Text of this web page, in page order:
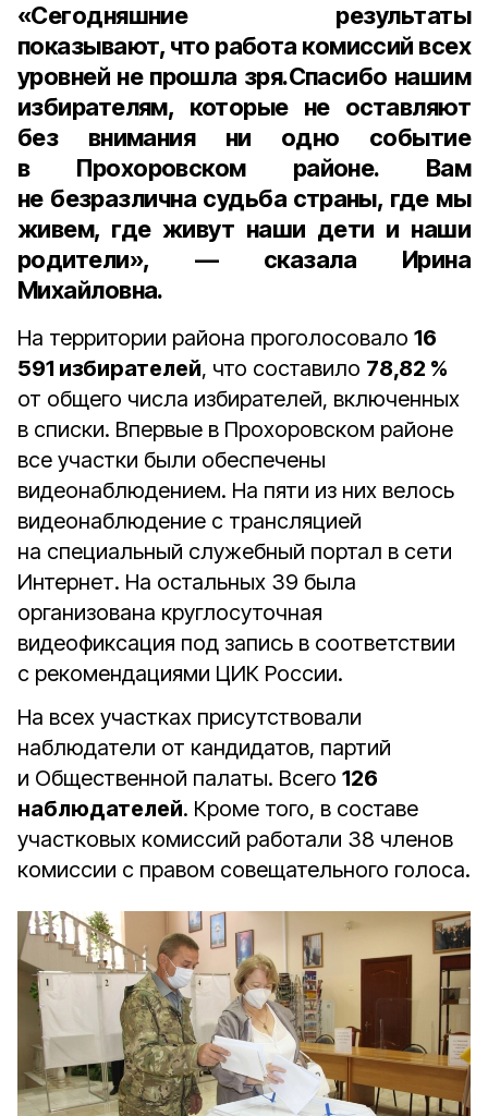
«Сегодняшние результаты
показывают, что работа комиссий всех
уровней не прошла зря.Спасибо нашим
избирателям, которые не оставляют
без внимания ни одно событие
в Прохоровском районе. Вам
не безразлична судьба страны, где мы
живем, где живут наши дети и наши
родители», — сказала Ирина
Михайловна.
На территории района проголосовало 16
591 избирателей, что составило 78,82 %
от общего числа избирателей, включенных
в списки. Впервые в Прохоровском районе
все участки были обеспечены
видеонаблюдением. На пяти из них велось
видеонаблюдение с трансляцией
на специальный служебный портал в сети
Интернет. На остальных 39 была
организована круглосуточная
видеофиксация под запись в соответствии
с рекомендациями ЦИК России.
На всех участках присутствовали
наблюдатели от кандидатов, партий
и Общественной палаты. Всего 126
наблюдателей. Кроме того, в составе
участковых комиссий работали 38 членов
комиссии с правом совещательного голоса.